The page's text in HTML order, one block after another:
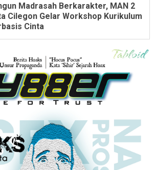
Madrasah Berkarakter, MAN 2
Cilegon Gelar Workshop Kurikulum
Cinta